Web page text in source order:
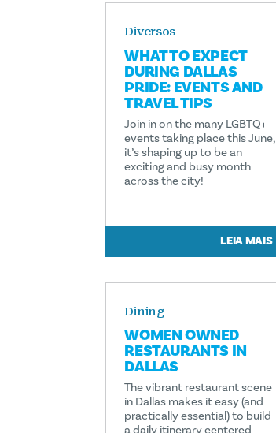
Diversos
WHAT TO EXPECT
DURING DALLAS
PRIDE: EVENTS AND
TRAVEL TIPS
Join in on the many LGBTQ+
events taking place this June,
it’s shaping up to be an
exciting and busy month
across the city!
LEIA MAIS
Dining
WOMEN OWNED
RESTAURANTS IN
DALLAS
The vibrant restaurant scene
in Dallas makes it easy (and
practically essential) to build